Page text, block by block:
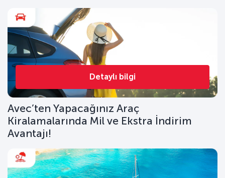
Detaylı bilgi
Avec’ten Yapacağınız Araç
Kiralamalarında Mil ve Ekstra İndirim
Avantajı!